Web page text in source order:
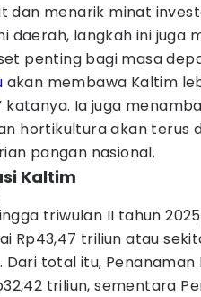
dan menarik minat
daerah, langkah ini juga
penting bagi masa
akan membawa Kaltim
katanya. Ia juga
hortikultura akan terus
pangan nasional.
Kaltim
triwulan II tahun
Rp43,47 triliun atau
total itu, Penanaman
triliun, sementara